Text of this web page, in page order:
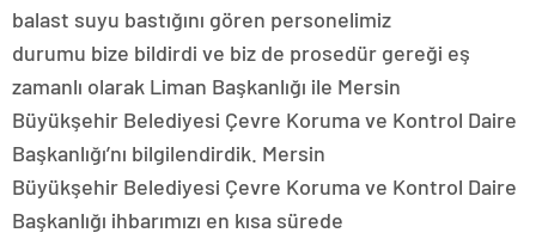
balast suyu bastığını gören personelimiz
durumu bize bildirdi ve biz de prosedür gereği eş
zamanlı olarak Liman Başkanlığı ile Mersin
Büyükşehir Belediyesi Çevre Koruma ve Kontrol Daire
Başkanlığı’nı bilgilendirdik. Mersin
Büyükşehir Belediyesi Çevre Koruma ve Kontrol Daire
Başkanlığı ihbarımızı en kısa sürede